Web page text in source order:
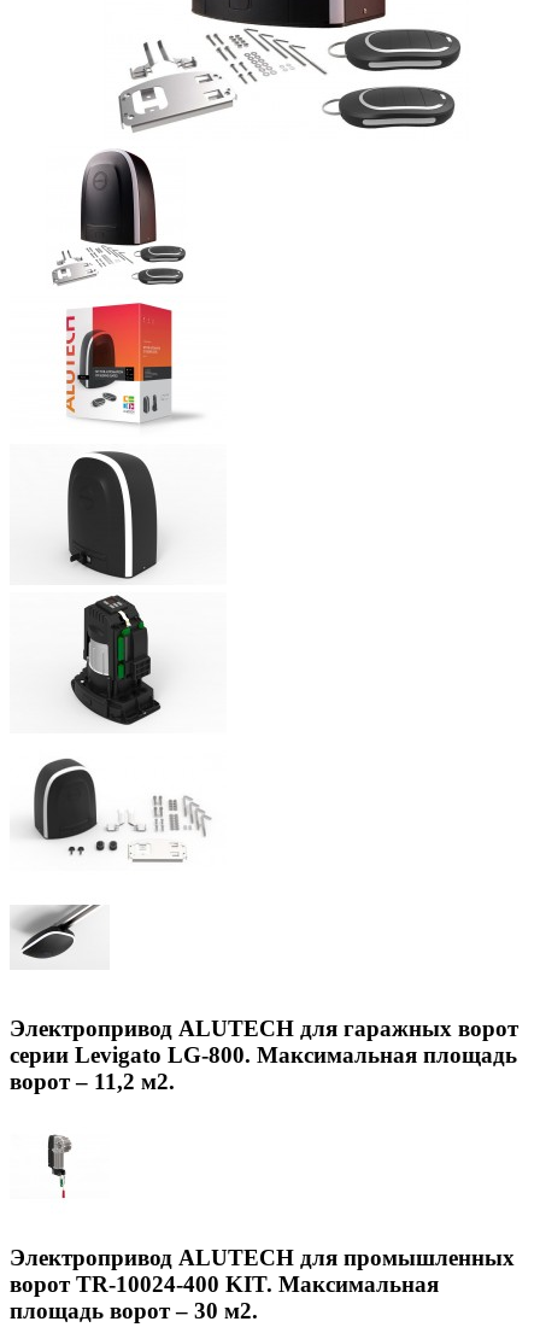
Электропривод ALUTECH для гаражных ворот
серии Levigato LG-800. Максимальная площадь
ворот – 11,2 м2.
Электропривод ALUTECH для промышленных
ворот TR-10024-400 KIT. Максимальная
площадь ворот – 30 м2.